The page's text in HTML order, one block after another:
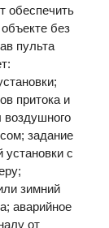
обеспечить
без
пульта
притока и
воздушного
задание
установки с
зимний
аварийное
от